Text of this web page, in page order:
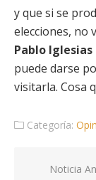
y que si se
elecciones, no
Pablo
puede darse
visitarla. Cosa
Categoría:
Noticia